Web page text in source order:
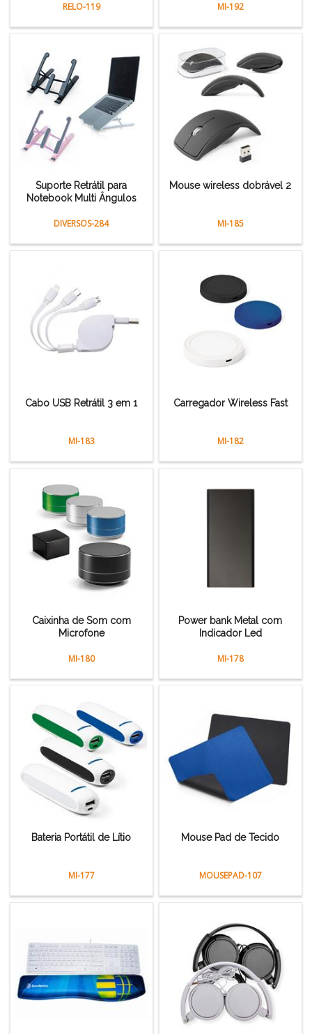
RELO-119 MI-192
Suporte Retrátil para
Notebook Multi Ângulos
DIVERSOS-284
Mouse wireless dobrável 2
MI-185
Cabo USB Retrátil 3 em 1
MI-183
Carregador Wireless Fast
MI-182
Caixinha de Som com
Microfone
MI-180
Power bank Metal com
Indicador Led
MI-178
Bateria Portátil de Lítio
MI-177
Mouse Pad de Tecido
MOUSEPAD-107